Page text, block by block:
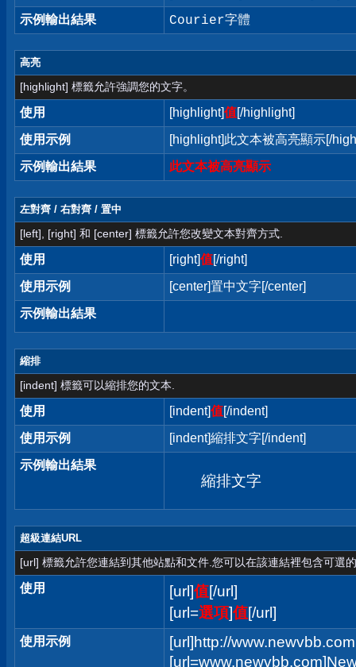
示例輸出結果
Courier字體
高亮
[highlight] 標籤允許強調您的文字。
使用 [highlight]值[/highlight]
使用示例
[highlight]此文本被高亮顯示[/
示例輸出結果
此文本被高亮顯示
左對齊 / 右對齊 / 置中
[left], [right] 和 [center] 標籤允許您改變文本對齊方式.
使用 [right]值[/right]
使用示例
[center]置中文字[/center]
示例輸出結果
縮排
[indent] 標籤可以縮排您的文本.
使用 [indent]值[/indent]
使用示例
[indent]縮排文字[/indent]
示例輸出結果
縮排文字
超級連結URL
[url] 標籤允許您連結到其他站點和文件.您可以在該連結裡包含可選
使用 [url]值[/url]
[url=選項]值[/url]
使用示例
[url]http://